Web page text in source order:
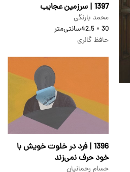
1397 | سرزمین عجایب
محمد بارنگی
30 × 42.5
سانتی‌متر
حافظ گالری
1396 | فرد در خلوت خویش با
خود حرف نمی‌زند
حسام رحمانیان